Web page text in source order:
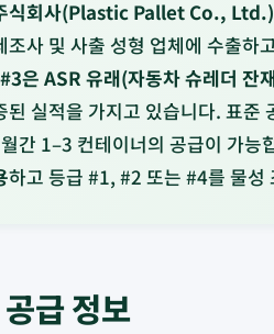
식회사(Plastic Pallet Co., Ltd.)
조사 및 사출 성형 업체에 수출하
은 ASR 유래(자동차 슈레더 잔
된 실적을 가지고 있습니다. 표
간 1–3 컨테이너의 공급이 가능
하고 등급 #1, #2 또는 #4를 물성
급 정보